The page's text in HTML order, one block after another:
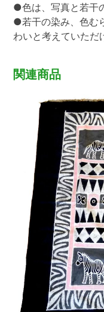
●色は、写真と若干
●若干の染み、色む
わいと考えていただ
関連商品